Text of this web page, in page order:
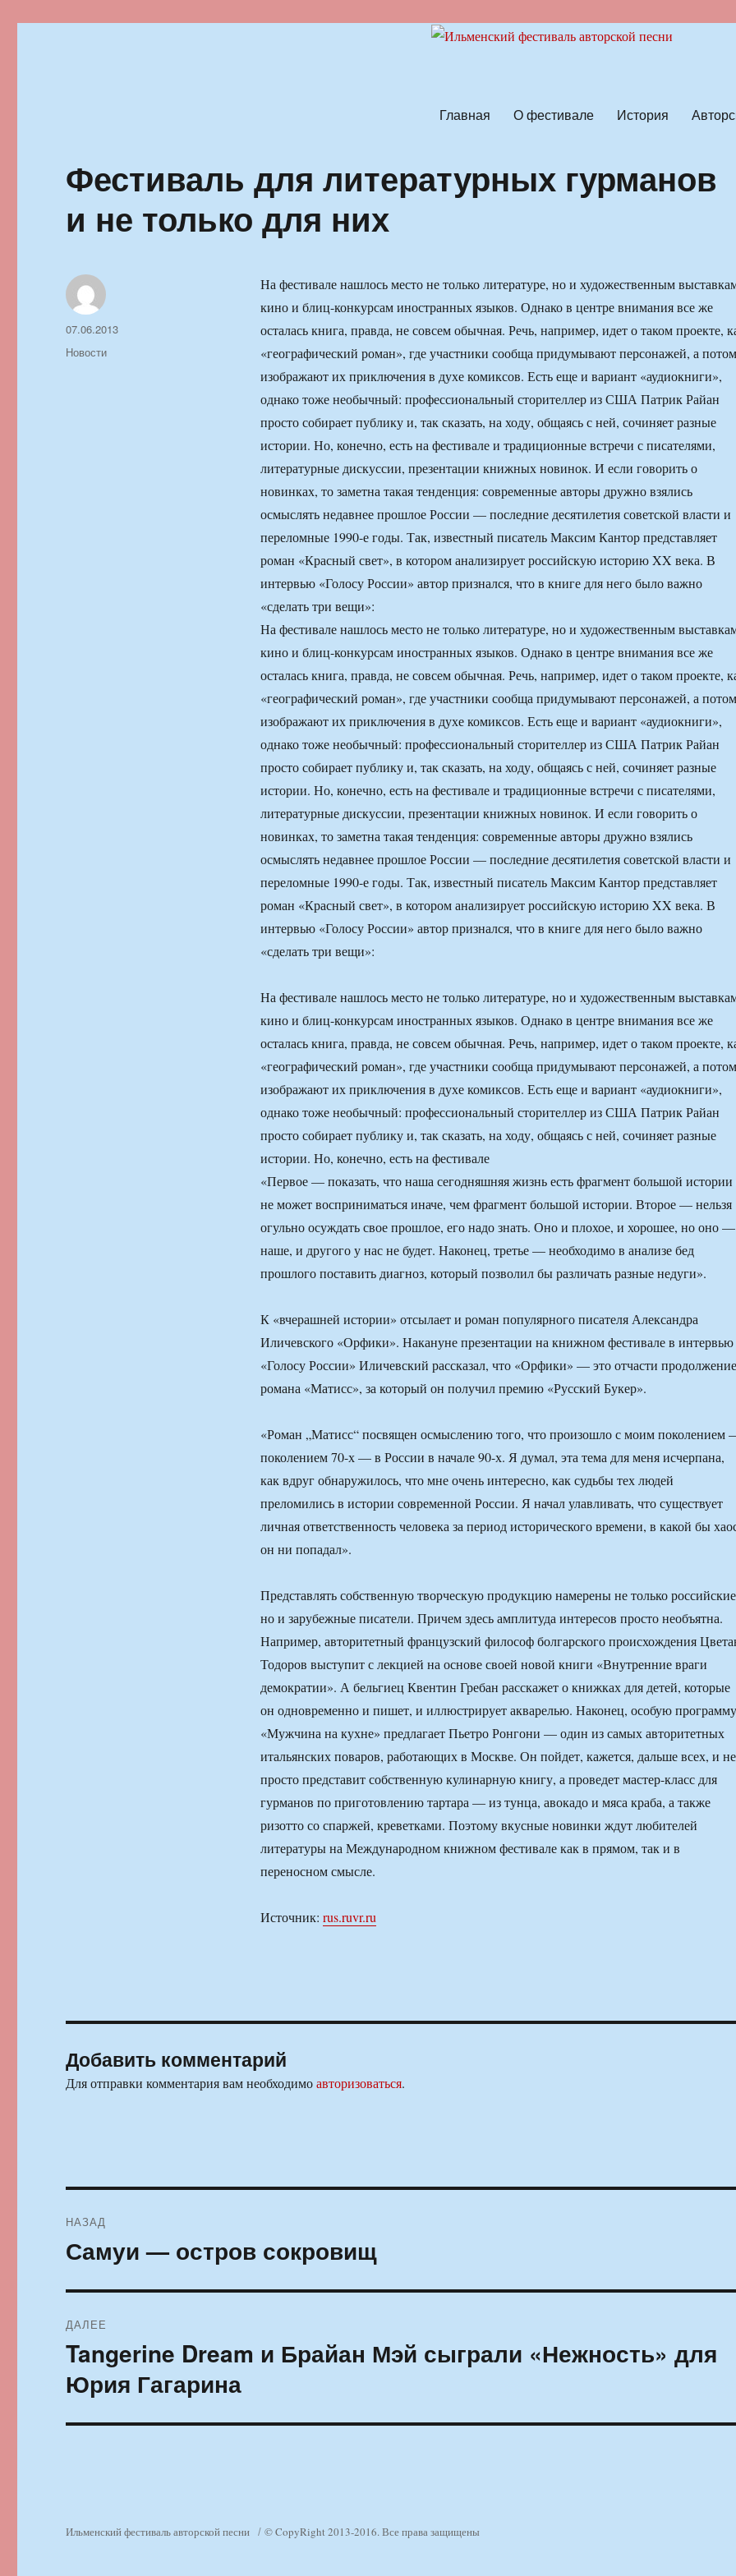
Главная О фестивале История
Фестиваль для литературных гурманов
и не только для них
На фестивале нашлось место не только литературе, но и художественным
кино и блиц-конкурсам иностранных языков. Однако в центре внимания все же
осталась книга, правда, не совсем обычная. Речь, например, идет о таком проекте,
«географический роман», где участники сообща придумывают персонажей, а потом
изображают их приключения в духе комиксов. Есть еще и вариант «аудиокниги»,
однако тоже необычный: профессиональный сторителлер из США Патрик Райан
просто собирает публику и, так сказать, на ходу, общаясь с ней, сочиняет разные
истории. Но, конечно, есть на фестивале и традиционные встречи с писателями,
литературные дискуссии, презентации книжных новинок. И если говорить о
новинках, то заметна такая тенденция: современные авторы дружно взялись
осмыслять недавнее прошлое России — последние десятилетия советской власти и
переломные 1990-е годы. Так, известный писатель Максим Кантор представляет
роман «Красный свет», в котором анализирует российскую историю XX века. В
интервью «Голосу России» автор признался, что в книге для него было важно
«сделать три вещи»:
На фестивале нашлось место не только литературе, но и художественным
кино и блиц-конкурсам иностранных языков. Однако в центре внимания все же
осталась книга, правда, не совсем обычная. Речь, например, идет о таком проекте,
«географический роман», где участники сообща придумывают персонажей, а потом
изображают их приключения в духе комиксов. Есть еще и вариант «аудиокниги»,
однако тоже необычный: профессиональный сторителлер из США Патрик Райан
просто собирает публику и, так сказать, на ходу, общаясь с ней, сочиняет разные
истории. Но, конечно, есть на фестивале и традиционные встречи с писателями,
литературные дискуссии, презентации книжных новинок. И если говорить о
новинках, то заметна такая тенденция: современные авторы дружно взялись
осмыслять недавнее прошлое России — последние десятилетия советской власти и
переломные 1990-е годы. Так, известный писатель Максим Кантор представляет
роман «Красный свет», в котором анализирует российскую историю XX века. В
интервью «Голосу России» автор признался, что в книге для него было важно
«сделать три вещи»:
На фестивале нашлось место не только литературе, но и художественным
кино и блиц-конкурсам иностранных языков. Однако в центре внимания все же
осталась книга, правда, не совсем обычная. Речь, например, идет о таком проекте,
«географический роман», где участники сообща придумывают персонажей, а потом
изображают их приключения в духе комиксов. Есть еще и вариант «аудиокниги»,
однако тоже необычный: профессиональный сторителлер из США Патрик Райан
просто собирает публику и, так сказать, на ходу, общаясь с ней, сочиняет разные
истории. Но, конечно, есть на фестивале
«Первое — показать, что наша сегодняшняя жизнь есть фрагмент большой истории
не может восприниматься иначе, чем фрагмент большой истории. Второе — нельзя
огульно осуждать свое прошлое, его надо знать. Оно и плохое, и хорошее, но оно —
наше, и другого у нас не будет. Наконец, третье — необходимо в анализе бед
прошлого поставить диагноз, который позволил бы различать разные недуги».
К «вчерашней истории» отсылает и роман популярного писателя Александра
Иличевского «Орфики». Накануне презентации на книжном фестивале в интервью
«Голосу России» Иличевский рассказал, что «Орфики» — это отчасти продолжение
романа «Матисс», за который он получил премию «Русский Букер».
«Роман „Матисс“ посвящен осмыслению того, что произошло с моим поколением
поколением 70-х — в России в начале 90-х. Я думал, эта тема для меня исчерпана,
как вдруг обнаружилось, что мне очень интересно, как судьбы тех людей
преломились в истории современной России. Я начал улавливать, что существует
личная ответственность человека за период исторического времени, в какой бы
он ни попадал».
Представлять собственную творческую продукцию намерены не только
но и зарубежные писатели. Причем здесь амплитуда интересов просто необъятна.
Например, авторитетный французский философ болгарского происхождения
Тодоров выступит с лекцией на основе своей новой книги «Внутренние враги
демократии». А бельгиец Квентин Гребан расскажет о книжках для детей, которые
он одновременно и пишет, и иллюстрирует акварелью. Наконец, особую программу
«Мужчина на кухне» предлагает Пьетро Ронгони — один из самых авторитетных
итальянских поваров, работающих в Москве. Он пойдет, кажется, дальше всех, и не
просто представит собственную кулинарную книгу, а проведет мастер-класс для
гурманов по приготовлению тартара — из тунца, авокадо и мяса краба, а также
ризотто со спаржей, креветками. Поэтому вкусные новинки ждут любителей
литературы на Международном книжном фестивале как в прямом, так и в
переносном смысле.
Источник: rus.ruvr.ru
Автор
Опубликовано
07.06.2013
Рубрики
Новости
Добавить комментарий
Для отправки комментария вам необходимоавторизоваться.
по
НАЗАД
Предыдущая
Самуи — остров сокровищ
ДАЛЕЕ
Следующая
запись:
Tangerine Dream и Брайан Мэй сыграли «Нежность» для
Юрия Гагарина
Ильменский фестиваль авторской песни © CopyRight 2013-2016. Все права защищены